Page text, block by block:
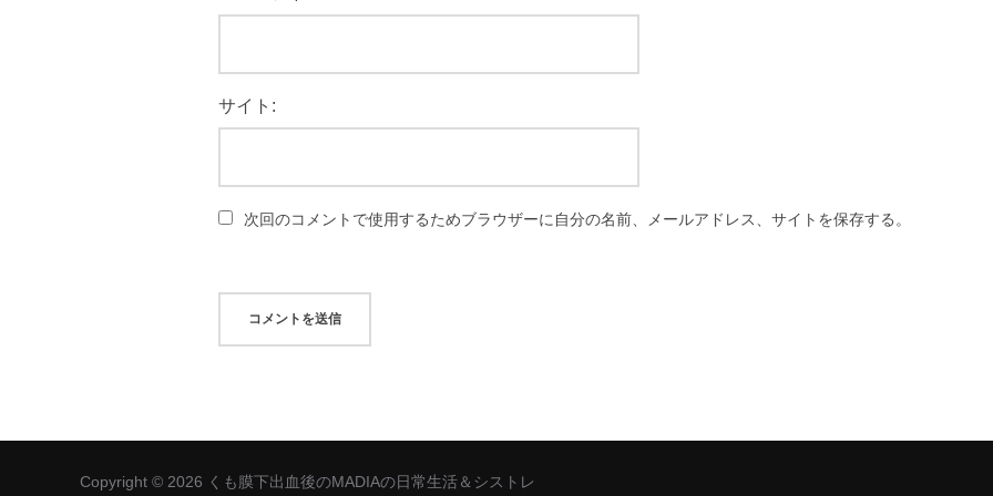
サイト:
次回のコメントで使用するためブラウザーに自分の名前、メールアドレス、サイトを保存する。
Copyright © 2026 くも膜下出血後のMADIAの日常生活＆シストレ